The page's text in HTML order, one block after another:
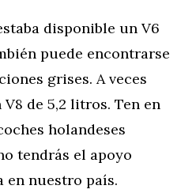
disponible un V6
puede encontrarse
grises. A veces
de 5,2 litros. Ten en
holandeses
tendrás el apoyo
nuestro país.